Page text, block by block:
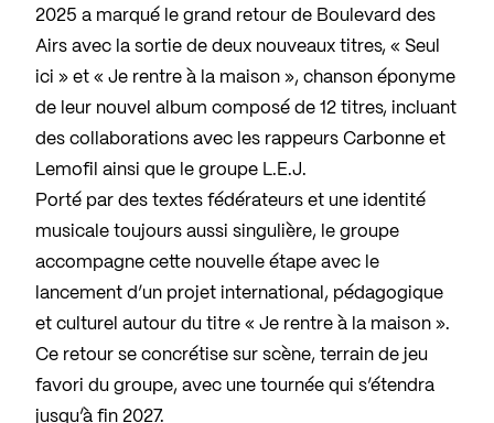
2025 a marqué le grand retour de Boulevard des
Airs avec la sortie de deux nouveaux titres, « Seul
ici » et « Je rentre à la maison », chanson éponyme
de leur nouvel album composé de 12 titres, incluant
des collaborations avec les rappeurs Carbonne et
Lemofil ainsi que le groupe L.E.J.
Porté par des textes fédérateurs et une identité
musicale toujours aussi singulière, le groupe
accompagne cette nouvelle étape avec le
lancement d’un projet international, pédagogique
et culturel autour du titre « Je rentre à la maison ».
Ce retour se concrétise sur scène, terrain de jeu
favori du groupe, avec une tournée qui s’étendra
jusqu’à fin 2027.